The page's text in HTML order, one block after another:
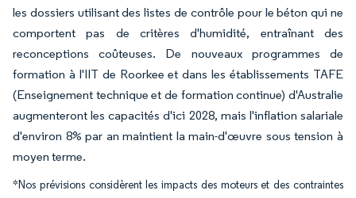
les dossiers utilisant des listes de contrôle pour le béton qui ne
comportent pas de critères d'humidité, entraînant des
reconceptions coûteuses. De nouveaux programmes de
formation à l'IIT de Roorkee et dans les établissements TAFE
(Enseignement technique et de formation continue) d'Australie
augmenteront les capacités d'ici 2028, mais l'inflation salariale
d'environ 8% par an maintient la main-d'œuvre sous tension à
moyen terme.
*Nos prévisions considèrent les impacts des moteurs et des contraintes